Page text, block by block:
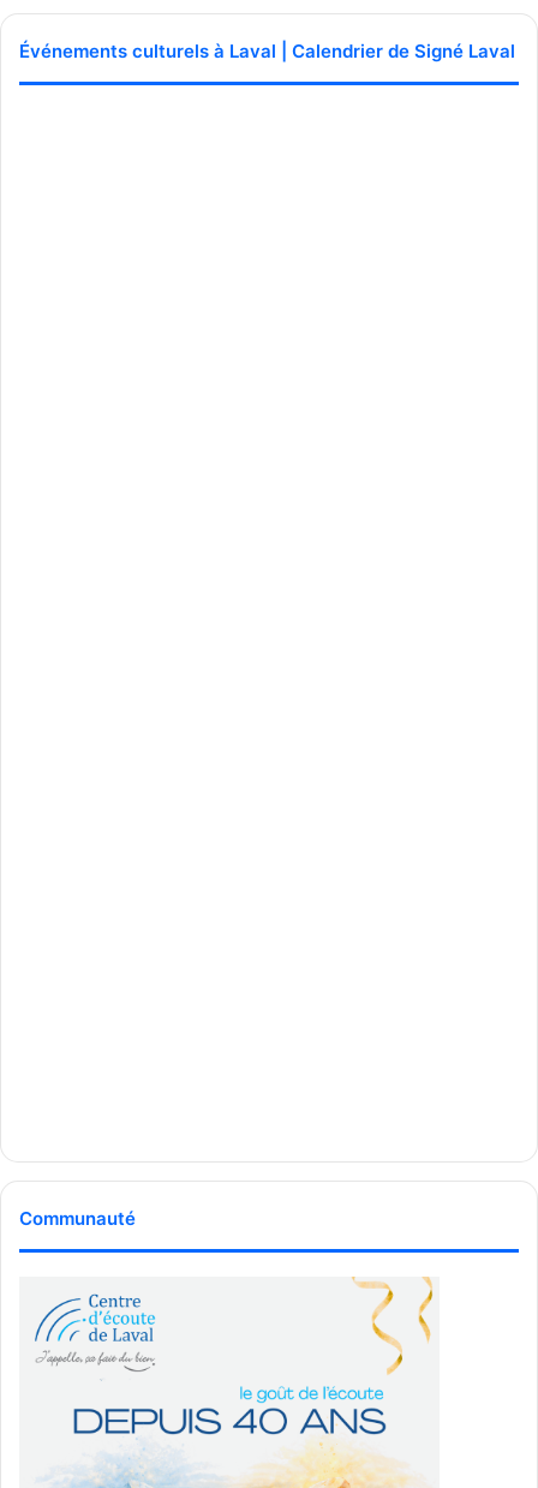
Événements culturels à Laval | Calendrier de Signé Laval
Communauté